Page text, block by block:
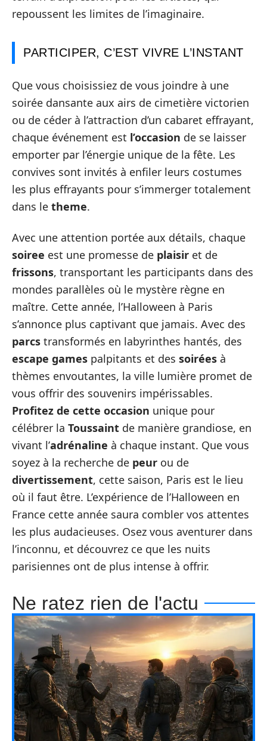
repoussent les limites de l’imaginaire.
PARTICIPER, C’EST VIVRE L’INSTANT
Que vous choisissiez de vous joindre à une
soirée dansante aux airs de cimetière victorien
ou de céder à l’attraction d’un cabaret effrayant,
chaque événement est l’occasion de se laisser
emporter par l’énergie unique de la fête. Les
convives sont invités à enfiler leurs costumes
les plus effrayants pour s’immerger totalement
dans le theme.
Avec une attention portée aux détails, chaque
soiree est une promesse de plaisir et de
frissons, transportant les participants dans des
mondes parallèles où le mystère règne en
maître. Cette année, l’Halloween à Paris
s’annonce plus captivant que jamais. Avec des
parcs transformés en labyrinthes hantés, des
escape games palpitants et des soirées à
thèmes envoutantes, la ville lumière promet de
vous offrir des souvenirs impérissables.
Profitez de cette occasion unique pour
célébrer la Toussaint de manière grandiose, en
vivant l’adrénaline à chaque instant. Que vous
soyez à la recherche de peur ou de
divertissement, cette saison, Paris est le lieu
où il faut être. L’expérience de l’Halloween en
France cette année saura combler vos attentes
les plus audacieuses. Osez vous aventurer dans
l’inconnu, et découvrez ce que les nuits
parisiennes ont de plus intense à offrir.
Ne ratez rien de l'actu